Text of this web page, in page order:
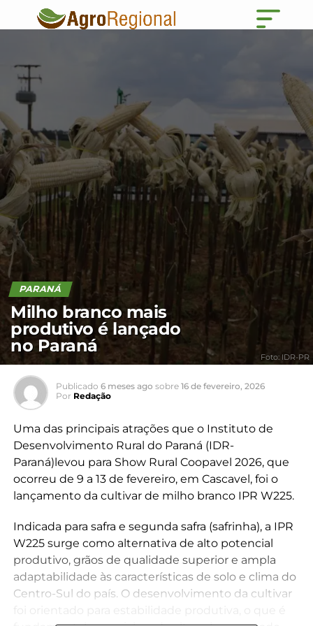
PARANÁ
Milho branco mais
produtivo é lançado
no Paraná
Foto: IDR-PR
Publicado 6 meses ago sobre 16 de fevereiro, 2026
Por Redação
Uma das principais atrações que o Instituto de
Desenvolvimento Rural do Paraná (IDR-
Paraná)levou para Show Rural Coopavel 2026, que
ocorreu de 9 a 13 de fevereiro, em Cascavel, foi o
lançamento da cultivar de milho branco IPR W225.
Indicada para safra e segunda safra (safrinha), a IPR
W225 surge como alternativa de alto potencial
produtivo, grãos de qualidade superior e ampla
adaptabilidade às características de solo e clima do
Centro-Sul do país. O desenvolvimento da cultivar